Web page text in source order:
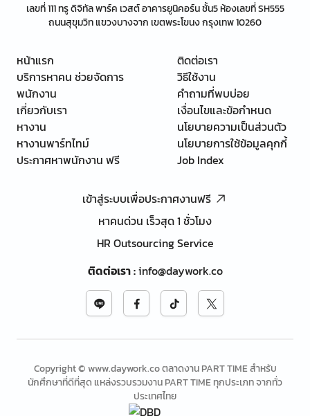
เลขที่ 111 ทรู ดิจิทัล พาร์ค เวสต์ อาคารยูนิคอร์น ชั้น5 ห้องเลขที่ SH555
ถนนสุขุมวิท แขวงบางจาก เขตพระโขนง กรุงเทพ 10260
หน้าแรก
บริการหาคน ช่วยจัดการ
พนักงาน
เกี่ยวกับเรา
หางาน
หางานพาร์ทไทม์
ประกาศหาพนักงาน ฟรี
ติดต่อเรา
วิธีใช้งาน
คำถามที่พบบ่อย
เงื่อนไขและข้อกำหนด
นโยบายความเป็นส่วนตัว
นโยบายการใช้ข้อมูลคุกกี้
Job Index
เข้าสู่ระบบเพื่อประกาศงานฟรี
หาคนด่วน เร็วสุด 1 ชั่วโมง
HR Outsourcing Service
ติดต่อเรา:info@daywork.co
Copyright © www.daywork.co ตลาดงาน PART TIME สำหรับ
นักศึกษาที่ดีที่สุด แหล่งรวบรวมงาน PART TIME ทุกประเภท จากทั่ว
ประเทศไทย